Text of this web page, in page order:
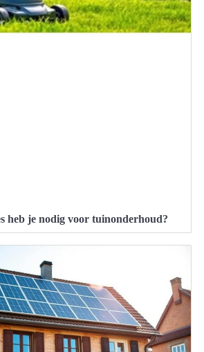
heb je nodig voor tuinonderhoud?